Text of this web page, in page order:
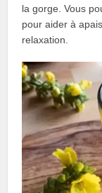
la gorge. Vous
pour aider à
relaxation.